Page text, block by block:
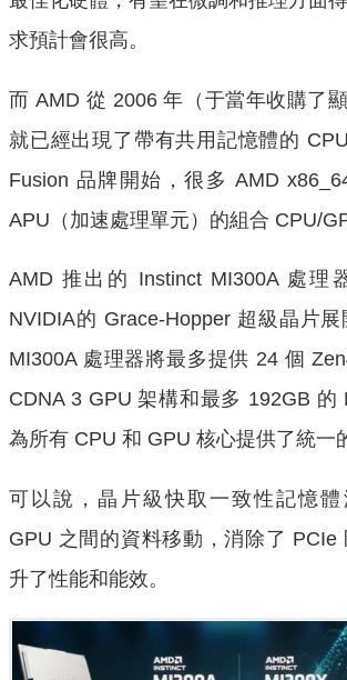
求預計會很高。
而 AMD 從 2006 年（于當年收購了顯
就已經出現了帶有共用記憶體的
Fusion 品牌開始，很多 AMD
APU（加速處理單元）的組合 CPU/
AMD 推出的 Instinct MI300A 處理
NVIDIA的 Grace-Hopper 超級晶片
MI300A 處理器將最多提供 24 個
CDNA 3 GPU 架構和最多 192GB 的
為所有 CPU 和 GPU 核心提供了統一
可以說，晶片級快取一致性記憶體
GPU 之間的資料移動，消除了 PCIe
升了性能和能效。